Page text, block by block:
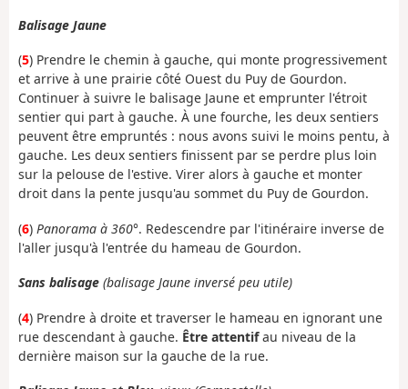
Balisage Jaune
(5) Prendre le chemin à gauche, qui monte progressivement
et arrive à une prairie côté Ouest du Puy de Gourdon.
Continuer à suivre le balisage Jaune et emprunter l'étroit
sentier qui part à gauche. À une fourche, les deux sentiers
peuvent être empruntés : nous avons suivi le moins pentu, à
gauche. Les deux sentiers finissent par se perdre plus loin
sur la pelouse de l'estive. Virer alors à gauche et monter
droit dans la pente jusqu'au sommet du Puy de Gourdon.
(6) Panorama à 360°. Redescendre par l'itinéraire inverse de
l'aller jusqu'à l'entrée du hameau de Gourdon.
Sans balisage (balisage Jaune inversé peu utile)
(4) Prendre à droite et traverser le hameau en ignorant une
rue descendant à gauche. Être attentifau niveau de la
dernière maison sur la gauche de la rue.